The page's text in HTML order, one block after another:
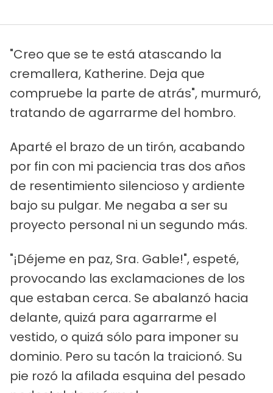
"Creo que se te está atascando la
cremallera, Katherine. Deja que
compruebe la parte de atrás", murmuró,
tratando de agarrarme del hombro.
Aparté el brazo de un tirón, acabando
por fin con mi paciencia tras dos años
de resentimiento silencioso y ardiente
bajo su pulgar. Me negaba a ser su
proyecto personal ni un segundo más.
"¡Déjeme en paz, Sra. Gable!", espeté,
provocando las exclamaciones de los
que estaban cerca. Se abalanzó hacia
delante, quizá para agarrarme el
vestido, o quizá sólo para imponer su
dominio. Pero su tacón la traicionó. Su
pie rozó la afilada esquina del pesado